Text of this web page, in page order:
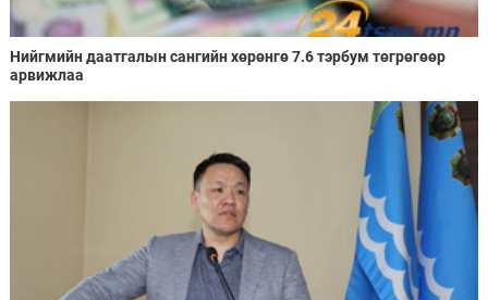
Нийгмийн даатгалын сангийн хөрөнгө 7.6 тэрбум төгрөгөөр
арвижлаа